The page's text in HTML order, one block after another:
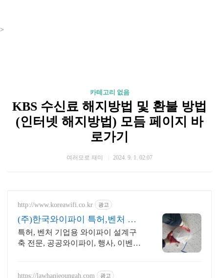
>
카테고리 없음
KBS 수신료 해지방법 및 환불 방법
(인터넷 해지방법) 모듬 페이지 바
로가기
여러모로 재미 2024. 9. 1. 02:07
http://www.koreawifi.co.kr 광고
(주)한국와이파이 특허,벤처 관
급공사, 건설공사 가능
특허, 벤처 기업용 와이파이 설계구
축 전문, 공공와이파이, 행사, 이벤트,
축. 견적문의
https://lawhanjeoungah.com 광고